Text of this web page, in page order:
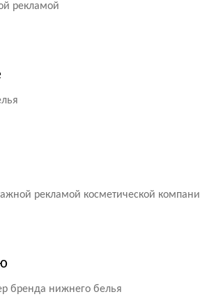
рекламой
рекламой косметической
бренда нижнего белья